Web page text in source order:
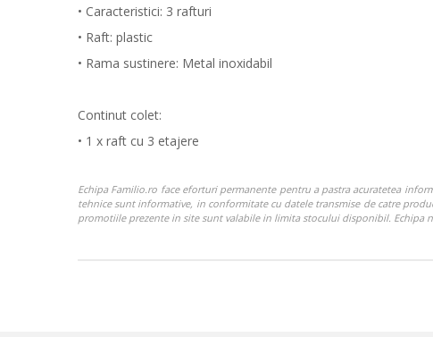
• Caracteristici: 3 rafturi
• Raft: plastic
• Rama sustinere: Metal inoxidabil
Continut colet:
• 1 x raft cu 3 etajere
Echipa Familio.ro face eforturi permanente pentru a pastra acuratetea
tehnice sunt informative, in conformitate cu datele transmise de catre
promotiile prezente in site sunt valabile in limita stocului disponibil. Echipa